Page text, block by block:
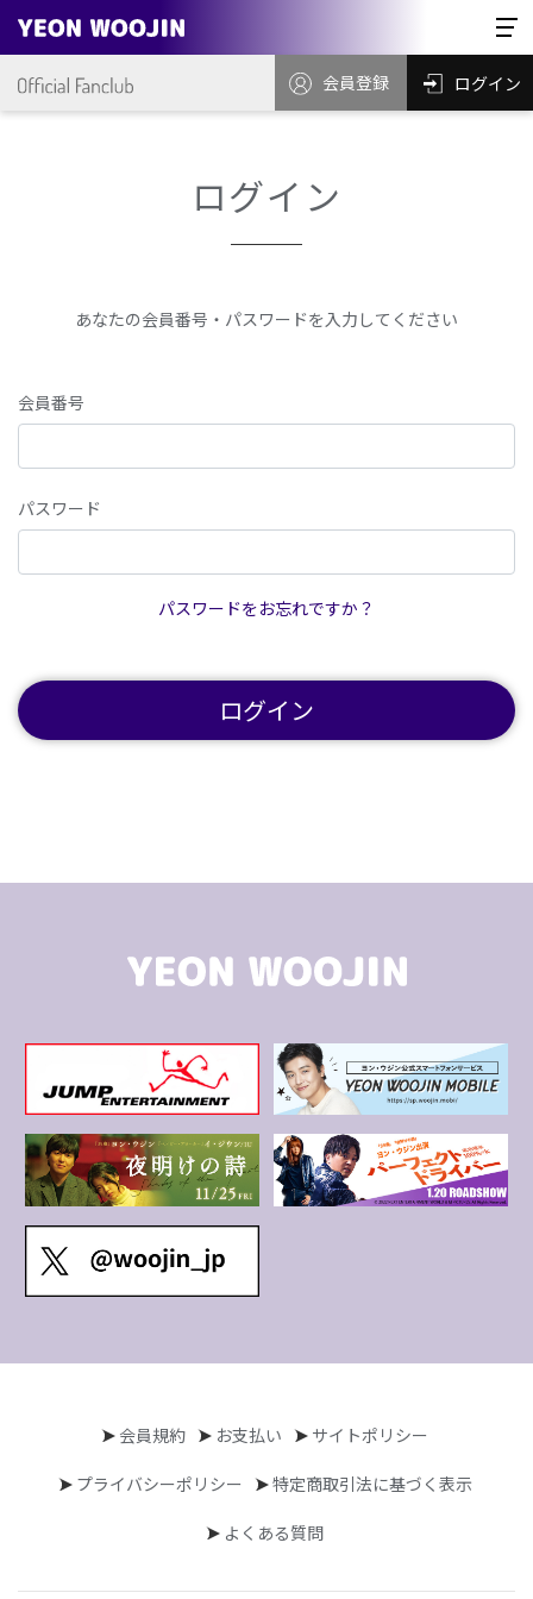
会員登録 ログイン
ログイン
あなたの会員番号・パスワードを入力してください
会員番号
パスワード
パスワードをお忘れですか？
ログイン
会員規約 お支払い サイトポリシー
プライバシーポリシー 特定商取引法に基づく表示
よくある質問